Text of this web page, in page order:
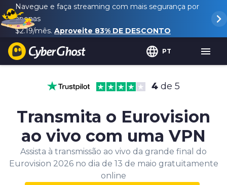
Navegue e faça streaming com mais segurança por
apenas
$2.19/mês. Aproveite 83% DE DESCONTO
PT
4 de 5
Transmita o Eurovision
ao vivo com uma VPN
Assista à transmissão ao vivo da grande final do
Eurovision 2026 no dia de 13 de maio gratuitamente
online